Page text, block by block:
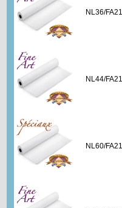
NL36/
NL44/
NL60/